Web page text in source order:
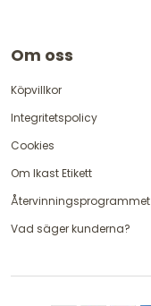
Om oss
Köpvillkor
Integritetspolicy
Cookies
Om Ikast Etikett
Återvinningsprogrammet
Vad säger kunderna?